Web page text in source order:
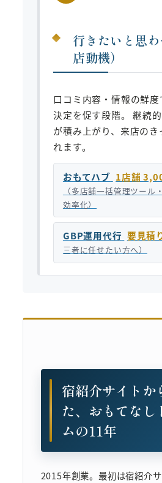
行きたいと思
店動機）
口コミ内容・情報の鮮
決定を促す段階。 継続
が積み上がり、来店のき
れます。
おもてハブ 1店舗
（多店舗一括管理ツール
効率化）
GBP運用代行 要見積
三者に任せたい方へ）
宿紹介サイトか
た、おもてなし
ムの11年
2015年創業。最初は宿紹介